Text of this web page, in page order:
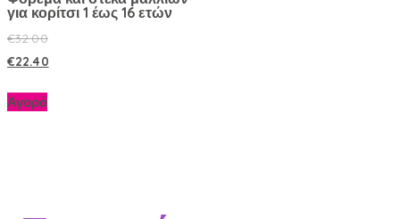
για κορίτσι 1 έως 16 ετών
€32.00
€22.40
Αγορά